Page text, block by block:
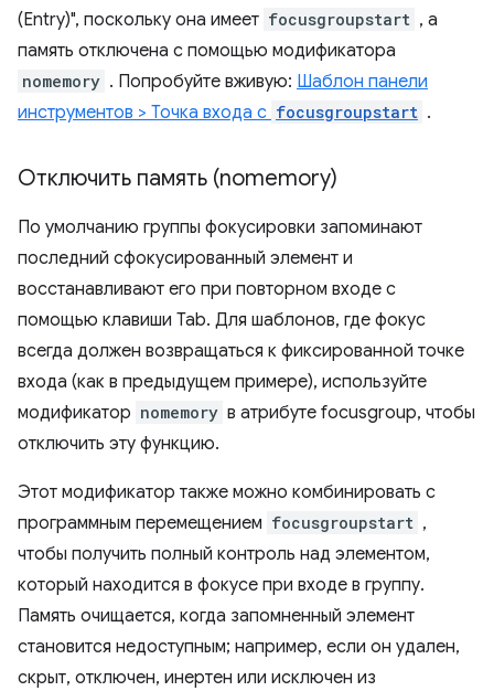
(Entry)", поскольку она имеет focusgroupstart , а
память отключена с помощью модификатора
nomemory . Попробуйте вживую: Шаблон панели
инструментов > Точка входа с focusgroupstart .
Отключить память (nomemory)
По умолчанию группы фокусировки запоминают
последний сфокусированный элемент и
восстанавливают его при повторном входе с
помощью клавиши Tab. Для шаблонов, где фокус
всегда должен возвращаться к фиксированной точке
входа (как в предыдущем примере), используйте
модификатор nomemory в атрибуте focusgroup, чтобы
отключить эту функцию.
Этот модификатор также можно комбинировать с
программным перемещением focusgroupstart ,
чтобы получить полный контроль над элементом,
который находится в фокусе при входе в группу.
Память очищается, когда запомненный элемент
становится недоступным; например, если он удален,
скрыт, отключен, инертен или исключен из